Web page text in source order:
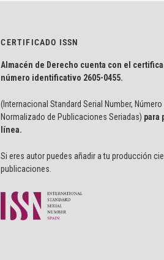
CERTIFICADO ISSN
Almacén de Derecho cuenta con el
número identificativo 2605-0455.
(Internacional Standard Serial Number, Número
Normalizado de Publicaciones Seriadas) para
línea.
Si eres autor puedes añadir a tu producción
publicaciones.